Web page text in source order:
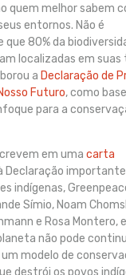
quem melhor sabem
entornos. Não é
que 80% da
localizadas em suas
a Declaração de
Futuro, como
para a
em uma carta
Declaração
indígenas,
Símio, Noam
e Rosa Montero,
não pode
modelo de
destrói os povos